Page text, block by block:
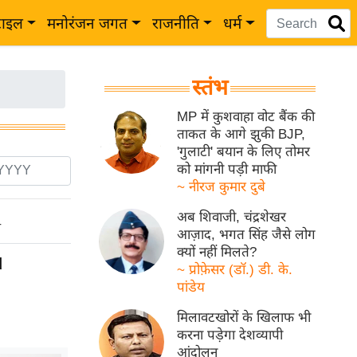
मनोरंजन जगत राजनीति धर्म
स्तंभ
MP में कुशवाहा वोट बैंक की
ताकत के आगे झुकी BJP,
'गुलाटी' बयान के लिए तोमर
को मांगनी पड़ी माफी
~ नीरज कुमार दुबे
अब शिवाजी, चंद्रशेखर
आज़ाद, भगत सिंह जैसे लोग
क्यों नहीं मिलते?
~ प्रोफ़ेसर (डॉ.) डी. के.
पांडेय
मिलावटखोरों के खिलाफ भी
करना पड़ेगा देशव्यापी
आंदोलन